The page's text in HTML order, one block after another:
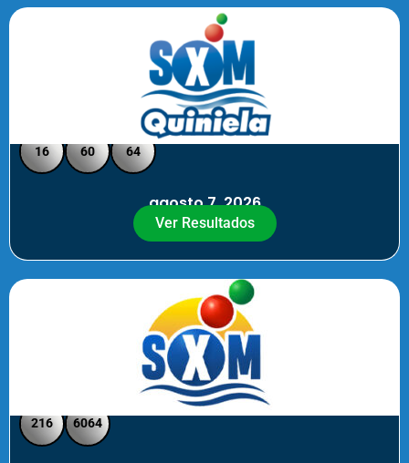
Quiniela SXM - Noche
16 60 64
agosto 7, 2026
Ver Resultados
SXM Noche - Pick 3 Pick 4
216 6064